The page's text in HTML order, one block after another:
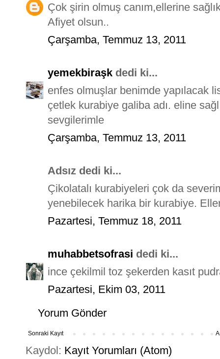
Çok şirin olmuş canım,ellerine
Afiyet olsun..
Çarşamba, Temmuz 13, 2011
yemekbiraşk dedi ki...
enfes olmuşlar benimde yapılacak
çetlek kurabiye galiba adı. eline
sevgilerimle
Çarşamba, Temmuz 13, 2011
Adsız dedi ki...
Çikolatalı kurabiyeleri çok da
yenebilecek harika bir kurabiye.
Pazartesi, Temmuz 18, 2011
muhabbetsofrasi dedi ki...
ince çekilmil toz şekerden kasıt
Pazartesi, Ekim 03, 2011
Yorum Gönder
Sonraki Kayıt
Kaydol: Kayıt Yorumları (Atom)